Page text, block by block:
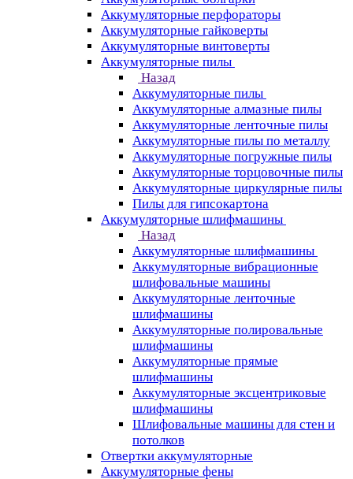
Аккумуляторные перфораторы
Аккумуляторные гайковерты
Аккумуляторные винтоверты
Аккумуляторные пилы
Назад
Аккумуляторные пилы
Аккумуляторные алмазные пилы
Аккумуляторные ленточные пилы
Аккумуляторные пилы по металлу
Аккумуляторные погружные пилы
Аккумуляторные торцовочные пилы
Аккумуляторные циркулярные пилы
Пилы для гипсокартона
Аккумуляторные шлифмашины
Назад
Аккумуляторные шлифмашины
Аккумуляторные вибрационные
шлифовальные машины
Аккумуляторные ленточные
шлифмашины
Аккумуляторные полировальные
шлифмашины
Аккумуляторные прямые
шлифмашины
Аккумуляторные эксцентриковые
шлифмашины
Шлифовальные машины для стен и
потолков
Отвертки аккумуляторные
Аккумуляторные фены